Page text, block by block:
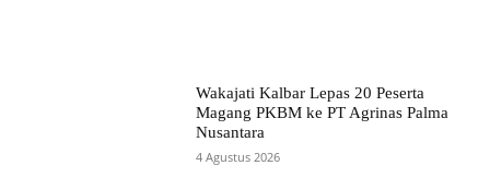
Wakajati Kalbar Lepas 20 Peserta
Magang PKBM ke PT Agrinas Palma
Nusantara
4 Agustus 2026